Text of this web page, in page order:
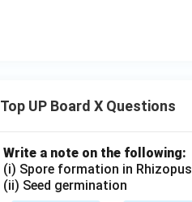
Top UP Board X Questions
Write a note on the following:
(i) Spore formation in Rhizopus
(ii) Seed germination